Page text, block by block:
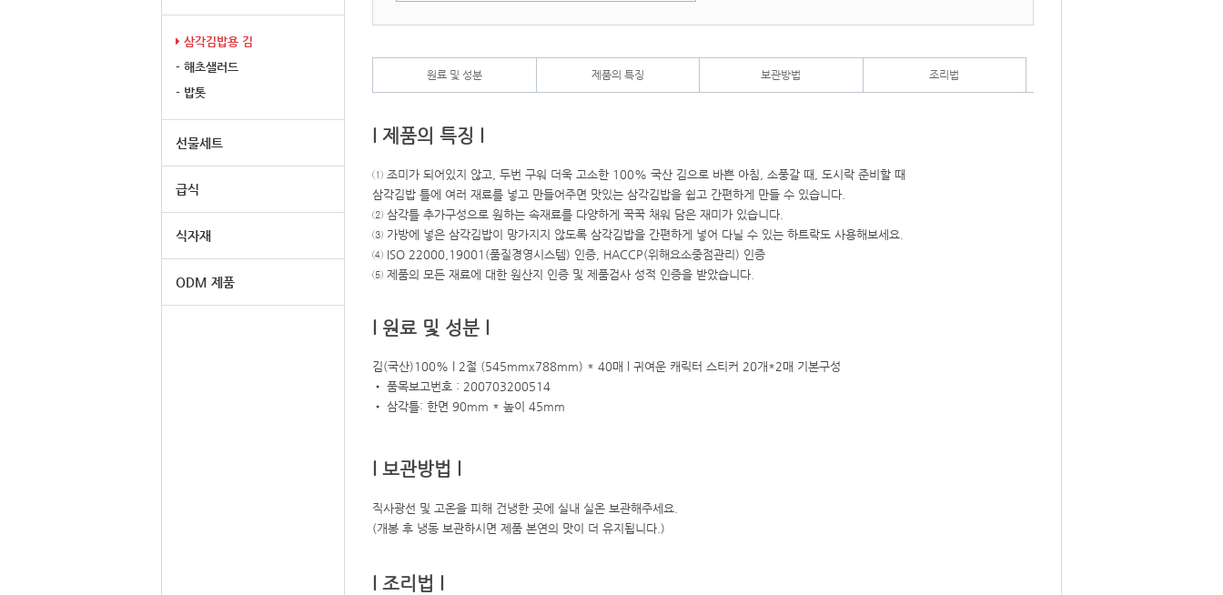
삼각김밥용 김
- 해초샐러드
- 밥톳
선물세트
급식
식자재
ODM 제품
원료 및 성분 제품의 특징 보관방법 조리법
l 제품의 특징 l
① 조미가 되어있지 않고, 두번 구워 더욱 고소한 100% 국산 김으로 바쁜 아침, 소풍갈 때, 도시락 준비할 때
삼각김밥 틀에 여러 재료를 넣고 만들어주면 맛있는 삼각김밥을 쉽고 간편하게 만들 수 있습니다.
② 삼각틀 추가구성으로 원하는 속재료를 다양하게 꾹꾹 채워 담은 재미가 있습니다.
③ 가방에 넣은 삼각김밥이 망가지지 않도록 삼각김밥을 간편하게 넣어 다닐 수 있는 하트락도 사용해보세요.
④ ISO 22000,19001(품질경영시스템) 인증, HACCP(위해요소중점관리) 인증
⑤ 제품의 모든 재료에 대한 원산지 인증 및 제품검사 성적 인증을 받았습니다.
l 원료 및 성분 l
김(국산)100% l 2절 (545mmx788mm) * 40매 l 귀여운 캐릭터 스티커 20개*2매 기본구성
• 품목보고번호 : 200703200514
• 삼각틀: 한면 90mm * 높이 45mm
l 보관방법 l
직사광선 및 고온을 피해 건냉한 곳에 실내 실온 보관해주세요.
(개봉 후 냉동 보관하시면 제품 본연의 맛이 더 유지됩니다.)
l 조리법 l